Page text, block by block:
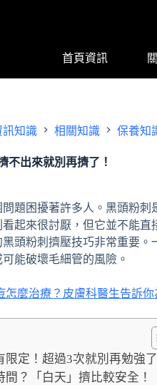
首頁資訊
訊知識 相關知識 保養知
不出來就別再擠了！
題困擾著許多人。黑頭粉
起來很討厭，但它並不能
頭粉刺擠壓技巧非常重要
能破壞毛細管的風險。
怎麼治療？皮膚科醫生告訴你
限定！超過3次就別再勉強了
？「白天」擠比較安全！